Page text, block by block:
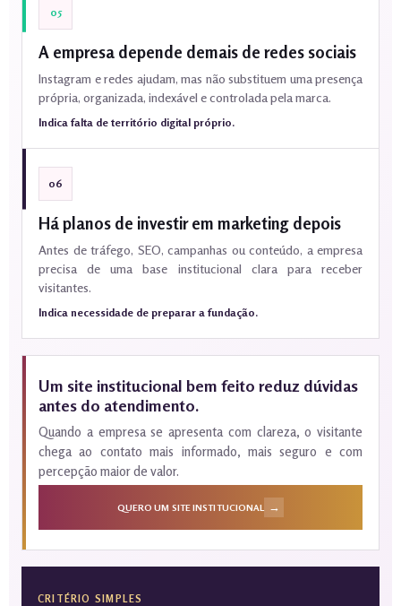
05
A empresa depende demais de redes sociais
Instagram e redes ajudam, mas não substituem uma presença
própria, organizada, indexável e controlada pela marca.
Indica falta de território digital próprio.
06
Há planos de investir em marketing depois
Antes de tráfego, SEO, campanhas ou conteúdo, a empresa
precisa de uma base institucional clara para receber
visitantes.
Indica necessidade de preparar a fundação.
Um site institucional bem feito reduz dúvidas
antes do atendimento.
Quando a empresa se apresenta com clareza, o visitante
chega ao contato mais informado, mais seguro e com
percepção maior de valor.
QUERO UM SITE INSTITUCIONAL →
CRITÉRIO SIMPLES